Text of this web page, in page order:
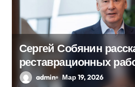
Сергей Собянин
реставрационных
проведенных в столице
admin Мар 19, 2026